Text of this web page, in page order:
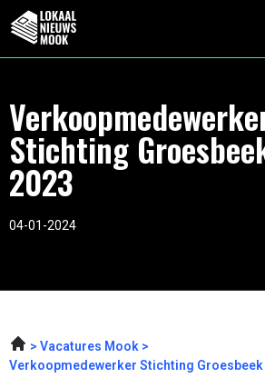
Stichting
2023
04-01-2024
Vacatures Mook
Verkoopmedewerker Stichting Groesbeek